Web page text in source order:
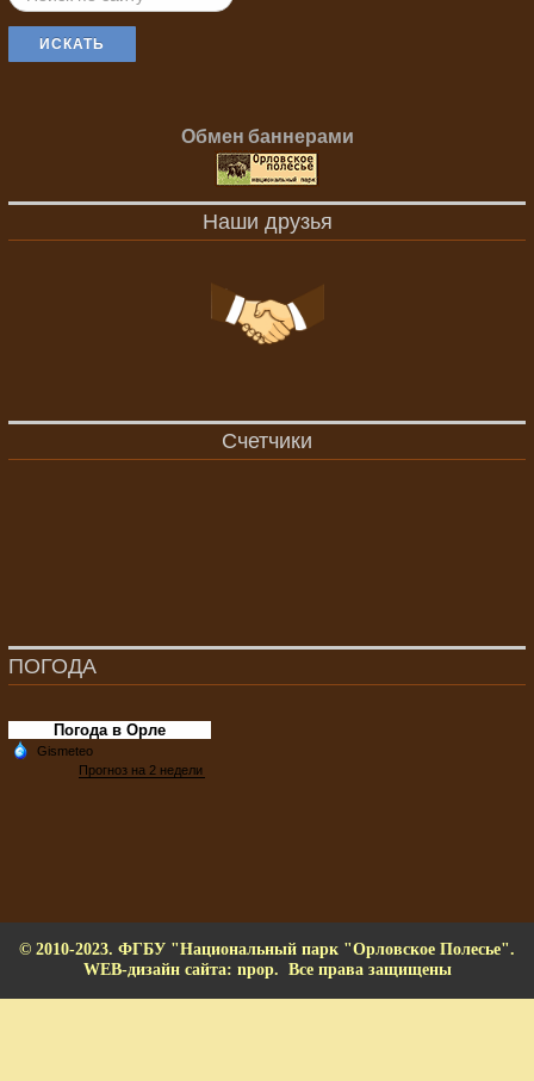
ИСКАТЬ
Обмен баннерами
Наши друзья
Счетчики
ПОГОДА
Погода в Орле
© 2010-2023. ФГБУ "Национальный парк "Орловское Полесье".
WEB-дизайн сайта: npop. Все права защищены